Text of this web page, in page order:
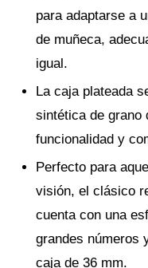
para adaptarse a
de muñeca,
igual.
La caja plateada
sintética de grano
funcionalidad y
Perfecto para
visión, el clásico
cuenta con una
grandes números
caja de 36 mm.